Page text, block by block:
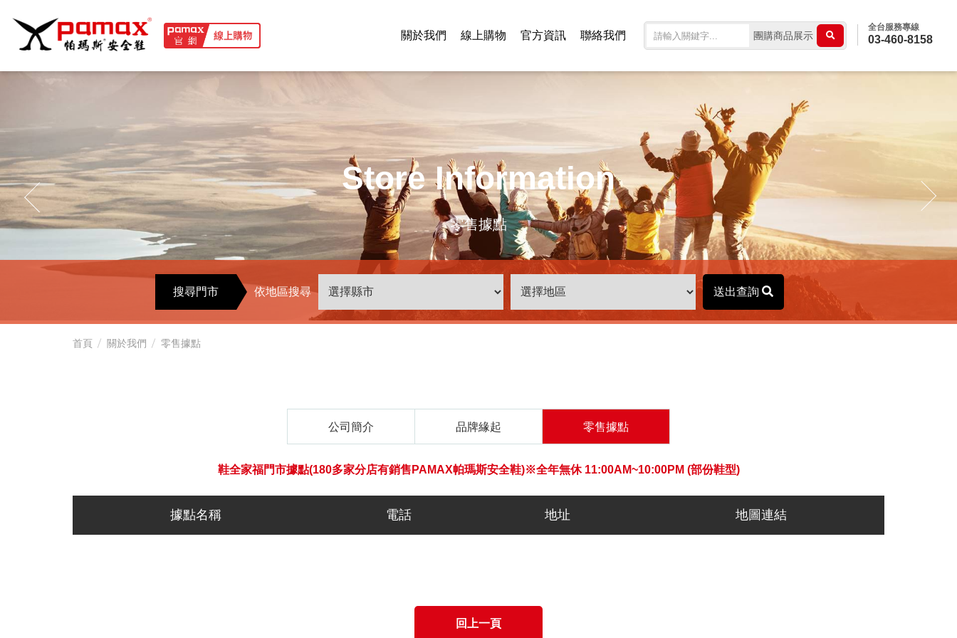
PAMAX
帕
斯
安
全
關於我們 線上購物 官方資訊 聯絡我們 團購商品展示
全台服務專線
03-460-8158
Store Information
零售據點
首頁 關於我們 零售據點
搜尋門市 依地區搜尋 送出查詢
公司簡介 品牌緣起 零售據點
鞋全家福門市據點(180多家分店有銷售PAMAX帕瑪斯安全鞋)※全年無休 11:00AM~10:00PM (部份鞋型)
據點名稱 電話 地址 地圖連結
回上一頁